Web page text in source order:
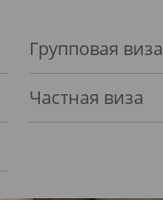
Групповая виза
Частная виза